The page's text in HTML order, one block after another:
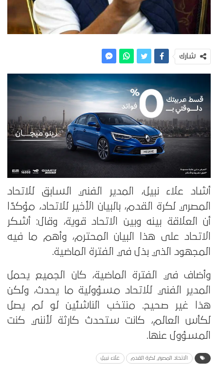
شارك
أشاد علاء نبيل، المدير الفني السابق للاتحاد
المصري لكرة القدم، بالبيان الأخير للاتحاد، مؤكدًا
أن العلاقة بينه وبين الاتحاد قوية، وقال: أشكر
الاتحاد على هذا البيان المحترم، وأهم ما فيه
المجهود الذي بذل في الفترة الماضية.
وأضاف في الفترة الماضية، كان الجميع يحمل
المدير الفني للاتحاد مسؤولية ما يحدث، ولكن
هذا غير صحيح. منتخب الناشئين لو لم يصل
لكأس العالم، كانت ستحدث كارثة لأنني كنت
المسؤول عنها.
الاتحاد المصري لكرة القدم علاء نبيل